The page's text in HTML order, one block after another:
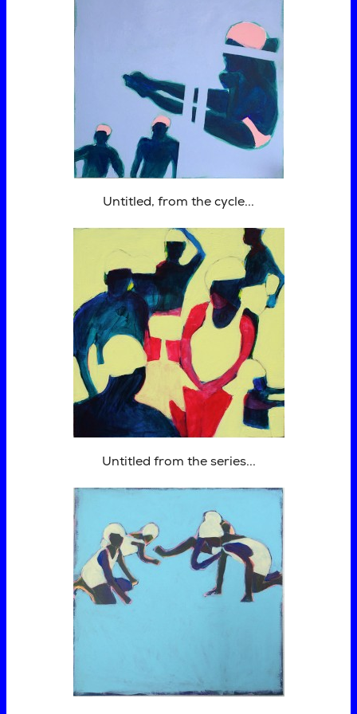
Untitled, from the cycle...
Untitled from the series...